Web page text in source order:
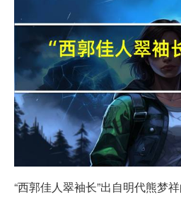
“西郭佳人翠袖长”出自明代熊梦